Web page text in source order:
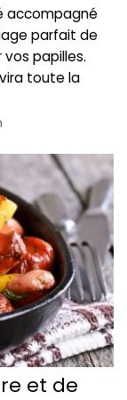
accompagné
parfait de
papilles.
toute la
et de